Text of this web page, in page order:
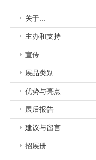
关于...
主办和支持
宣传
展品类别
优势与亮点
展后报告
建议与留言
招展册